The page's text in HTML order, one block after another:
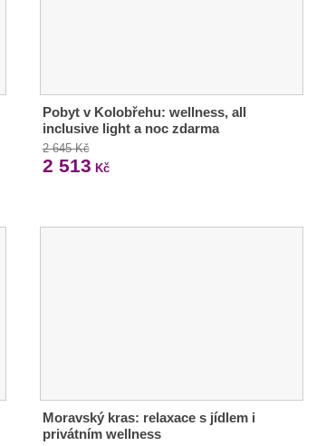
Pobyt v Kolobřehu: wellness, all
inclusive light a noc zdarma
2 645 Kč
2 513 Kč
Moravský kras: relaxace s jídlem i
privátním wellness